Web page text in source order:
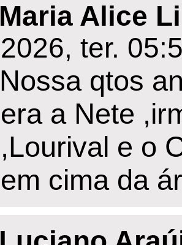
Maria Alice
2026, ter.
Nossa qtos
era a Nete
,Lourival e o
em cima da